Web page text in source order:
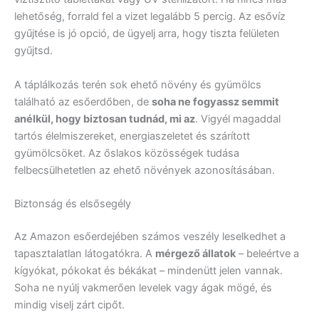
lehetőség, forrald fel a vizet legalább 5 percig. Az esővíz
gyűjtése is jó opció, de ügyelj arra, hogy tiszta felületen
gyűjtsd.
A táplálkozás terén sok ehető növény és gyümölcs
található az esőerdőben, de soha ne fogyassz semmit
anélkül, hogy biztosan tudnád, mi az. Vigyél magaddal
tartós élelmiszereket, energiaszeletet és szárított
gyümölcsöket. Az őslakos közösségek tudása
felbecsülhetetlen az ehető növények azonosításában.
Biztonság és elsősegély
Az Amazon esőerdejében számos veszély leselkedhet a
tapasztalatlan látogatókra. A mérgező állatok – beleértve a
kígyókat, pókokat és békákat – mindenütt jelen vannak.
Soha ne nyúlj vakmerően levelek vagy ágak mögé, és
mindig viselj zárt cipőt.